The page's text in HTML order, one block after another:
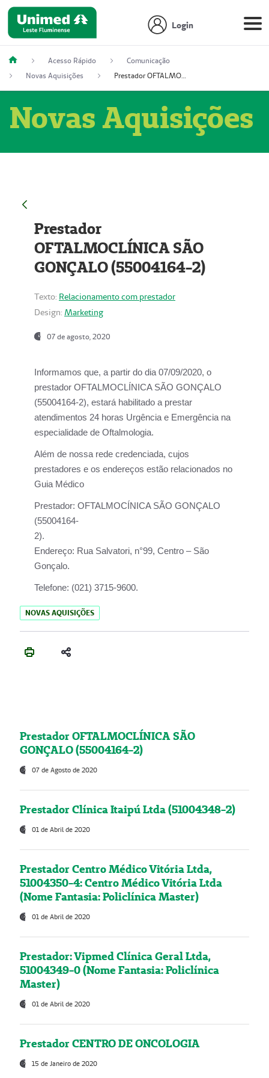
Login
Acesso Rápido
Comunicação
Novas Aquisições
Prestador OFTALMOCLÍNICA SÃO GONÇALO (55004164-2)
Novas Aquisições
Prestador
OFTALMOCLÍNICA SÃO
GONÇALO (55004164-2)
Texto: Relacionamento com prestador
Design: Marketing
07 de agosto, 2020
Informamos que, a partir do dia07/09/2020, o
prestador OFTALMOCLÍNICA SÃO GONÇALO
(55004164-2), estará habilitado a prestar
atendimentos 24 horas Urgência e Emergência na
especialidade de Oftalmologia.
Além de nossa rede credenciada, cujos
prestadores e os endereços estão relacionados no
Guia Médico
Prestador: OFTALMOCÍNICA SÃO GONÇALO
(55004164-
2).
Endereço: Rua Salvatori, n°99, Centro – São
Gonçalo.
Telefone: (021) 3715-9600.
NOVAS AQUISIÇÕES
Prestador OFTALMOCLÍNICA SÃO
GONÇALO (55004164-2)
07 de Agosto de 2020
Prestador Clínica Itaipú Ltda (51004348-2)
01 de Abril de 2020
Prestador Centro Médico Vitória Ltda,
51004350-4: Centro Médico Vitória Ltda
(Nome Fantasia: Policlínica Master)
01 de Abril de 2020
Prestador: Vipmed Clínica Geral Ltda,
51004349-0 (Nome Fantasia: Policlínica
Master)
01 de Abril de 2020
Prestador CENTRO DE ONCOLOGIA
15 de Janeiro de 2020